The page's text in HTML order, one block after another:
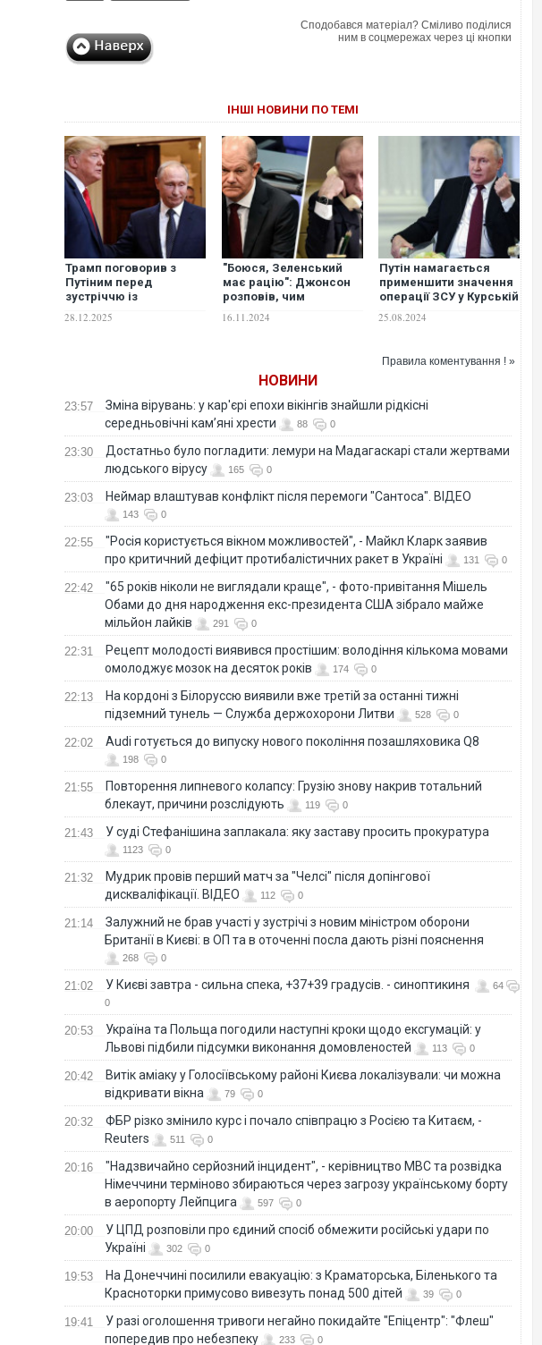
Сподобався матеріал? Сміливо поділися
ним в соцмережах через ці кнопки
ІНШІ НОВИНИ ПО ТЕМІ
Трамп поговорив з
Путіним перед
зустріччю із
28.12.2025
"Боюся, Зеленський
має рацію": Джонсон
розповів, чим
Шольца Путіну
16.11.2024
Путін намагається
применшити значення
операції ЗСУ у Курській
25.08.2024
Правила коментування ! »
НОВИНИ
23:57
Зміна вірувань: у кар'єрі епохи вікінгів знайшли рідкісні
середньовічні кам’яні хрести
88 0
23:30
Достатньо було погладити: лемури на Мадагаскарі стали жертвами
людського вірусу
165 0
23:03 Неймар влаштував конфлікт після перемоги "Сантоса". ВІДЕО
143 0
22:55
"Росія користується вікном можливостей", - Майкл Кларк заявив
про критичний дефіцит протибалістичних ракет в Україні
131 0
22:42
"65 років ніколи не виглядали краще", - фото-привітання Мішель
Обами до дня народження екс-президента США зібрало майже
мільйон лайків
291 0
22:31
Рецепт молодості виявився простішим: володіння кількома мовами
омолоджує мозок на десяток років
174 0
22:13
На кордоні з Білоруссю виявили вже третій за останні тижні
підземний тунель — Служба держохорони Литви
528 0
22:02 Audi готується до випуску нового покоління позашляховика Q8
198 0
21:55
Повторення липневого колапсу: Грузію знову накрив тотальний
блекаут, причини розслідують
119 0
21:43 У суді Стефанішина заплакала: яку заставу просить прокуратура
1123 0
21:32
Мудрик провів перший матч за "Челсі" після допінгової
дискваліфікації. ВІДЕО
112 0
21:14
Залужний не брав участі у зустрічі з новим міністром оборони
Британії в Києві: в ОП та в оточенні посла дають різні пояснення
268 0
21:02 У Києві завтра - сильна спека, +37+39 градусів. - синоптикиня
64
0
20:53
Україна та Польща погодили наступні кроки щодо ексгумацій: у
Львові підбили підсумки виконання домовленостей
113 0
20:42
Витік аміаку у Голосіївському районі Києва локалізували: чи можна
відкривати вікна
79 0
20:32
ФБР різко змінило курс і почало співпрацю з Росією та Китаєм, -
Reuters
511 0
20:16
"Надзвичайно серйозний інцидент", - керівництво МВС та розвідка
Німеччини терміново збираються через загрозу українському борту
в аеропорту Лейпцига
597 0
20:00
У ЦПД розповіли про єдиний спосіб обмежити російські удари по
Україні
302 0
19:53
На Донеччині посилили евакуацію: з Краматорська, Біленького та
Красноторки примусово вивезуть понад 500 дітей
39 0
19:41
У разі оголошення тривоги негайно покидайте "Епіцентр": "Флеш"
попередив про небезпеку
233 0